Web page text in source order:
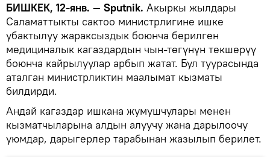
БИШКЕК, 12-янв. — Sputnik. Акыркы жылдары
Саламаттыкты сактоо министрлигине ишке
убактылуу жараксыздык боюнча берилген
медициналык кагаздардын чын-төгүнүн текшерүү
боюнча кайрылуулар арбып жатат. Бул туурасында
аталган министрликтин маалымат кызматы
билдирди.
Андай кагаздар ишкана жумушчулары менен
кызматчыларына алдын алуучу жана дарылоочу
уюмдар, дарыгерлер тарабынан жазылып берилет.